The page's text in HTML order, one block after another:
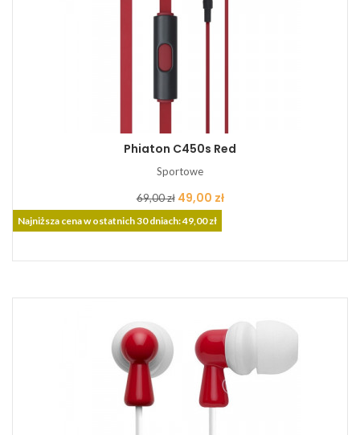
Phiaton C450s Red
Sportowe
Cena
podstawowa
69,00 zł Cena
49,00 zł
Najniższa cena w ostatnich 30 dniach: 49,00 zł